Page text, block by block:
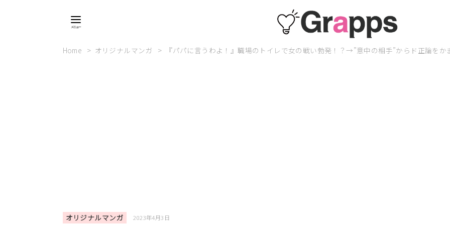
Home オリジナルマンガ 『パパに言うわよ！』職場のトイレで女の戦い勃発！？→”意中の相手”からド正論をか
オリジナルマンガ 2023年4月3日